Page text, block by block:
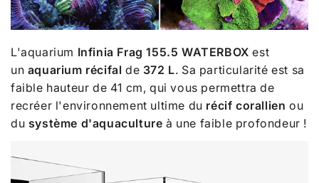
L'aquarium Infinia Frag 155.5 WATERBOX est
un aquarium récifal de 372 L. Sa particularité est sa
faible hauteur de 41 cm, qui vous permettra de
recréer l'environnement ultime du récif corallien ou
du système d'aquaculture à une faible profondeur !